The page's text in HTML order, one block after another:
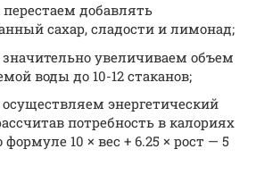
добавлять
сахар, сладости и лимонад;
значительно увеличиваем объем
воды до 10-12 стаканов;
осуществляем энергетический
потребность в калориях
10 × вес + 6.25 × рост — 5